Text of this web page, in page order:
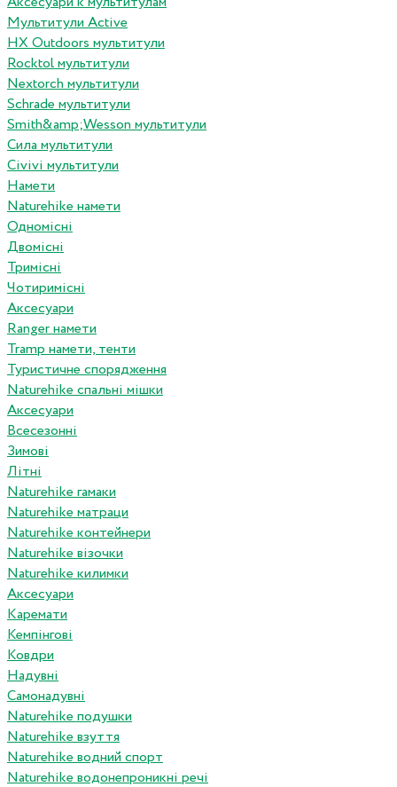
Мультитули Active
HX Outdoors мультитули
Rocktol мультитули
Nextorch мультитули
Schrade мультитули
Smith&amp;Wesson мультитули
Сила мультитули
Civivi мультитули
Намети
Naturehike намети
Одномісні
Двомісні
Тримісні
Чотиримісні
Аксесуари
Ranger намети
Tramp намети, тенти
Туристичне спорядження
Naturehike спальні мішки
Аксесуари
Всесезонні
Зимові
Літні
Naturehike гамаки
Naturehike матраци
Naturehike контейнери
Naturehike візочки
Naturehike килимки
Аксесуари
Каремати
Кемпінгові
Ковдри
Надувні
Самонадувні
Naturehike подушки
Naturehike взуття
Naturehike водний спорт
Naturehike водонепроникні речі